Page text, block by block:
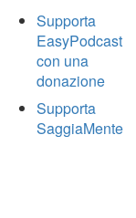
Supporta
EasyPodcast
con una
donazione
Supporta
SaggiaMente